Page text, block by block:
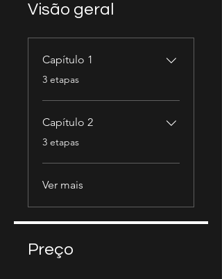
Visão geral
Capítulo 1
.
3 etapas
Capítulo 2
.
3 etapas
Ver mais
Preço